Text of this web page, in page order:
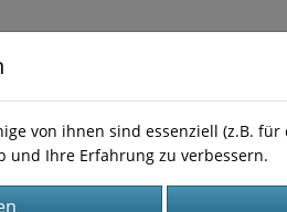
von ihnen sind essenziell (z.B.
und Ihre Erfahrung zu verbessern.